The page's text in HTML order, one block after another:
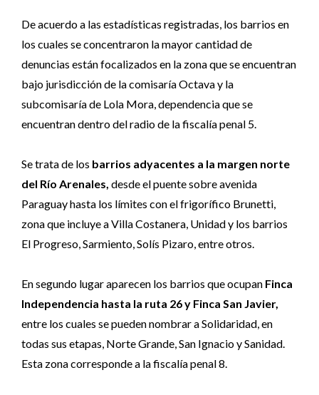
De acuerdo a las estadísticas registradas, los barrios en
los cuales se concentraron la mayor cantidad de
denuncias están focalizados en la zona que se encuentran
bajo jurisdicción de la comisaría Octava y la
subcomisaría de Lola Mora, dependencia que se
encuentran dentro del radio de la fiscalía penal 5.
Se trata de los barrios adyacentes a la margen norte
del Río Arenales, desde el puente sobre avenida
Paraguay hasta los límites con el frigorífico Brunetti,
zona que incluye a Villa Costanera, Unidad y los barrios
El Progreso, Sarmiento, Solís Pizaro, entre otros.
En segundo lugar aparecen los barrios que ocupan Finca
Independencia hasta la ruta 26 y Finca San Javier,
entre los cuales se pueden nombrar a Solidaridad, en
todas sus etapas, Norte Grande, San Ignacio y Sanidad.
Esta zona corresponde a la fiscalía penal 8.